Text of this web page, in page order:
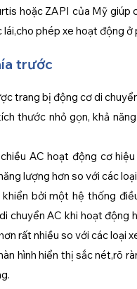
hoặc ZAPI của Mỹ giúp
phép xe hoạt động ở
trước
trang bị động cơ di
thước nhỏ gọn, khả
AC hoạt động cơ
lượng hơn so với các
bởi một hệ thống
chuyển AC khi hoạt động
rất nhiều so với các loại
hình hiển thị sắc nét,rõ